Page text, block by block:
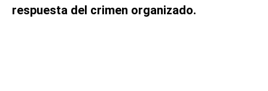
respuesta del crimen organizado.